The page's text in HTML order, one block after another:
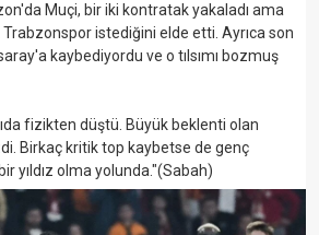
Muçi, bir iki kontratak yakaladı ama
Trabzonspor istediğini elde etti. Ayrıca son
kaybediyordu ve o tılsımı bozmuş
fizikten düştü. Büyük beklenti olan
Birkaç kritik top kaybetse de genç
yıldız olma yolunda."(Sabah)